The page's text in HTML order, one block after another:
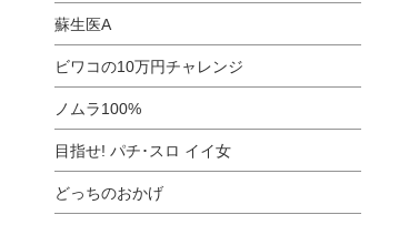
蘇生医A
ビワコの10万円チャレンジ
ノムラ100%
目指せ! パチ･スロ イイ女
どっちのおかげ